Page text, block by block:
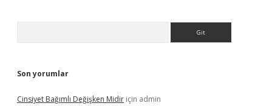
Son yorumlar
Cinsiyet Bağımlı Değişken Midir için admin